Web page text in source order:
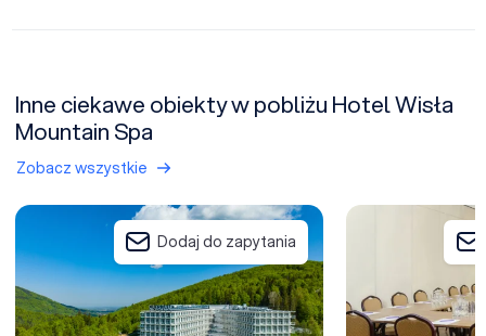
Inne ciekawe obiekty w pobliżu Hotel Wisła
Mountain Spa
Zobacz wszystkie
Hotel Crystal Mountain
Dodaj do zapytania
Hotel Wisła